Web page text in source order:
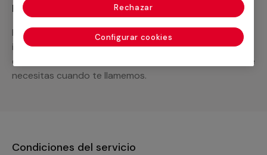
Recuerda que en MULTIMAP
Podemos ofrecer cualquier servicio a medida
incluyendo todo lo que necesites: materiales,
equipamientos, electrodomésticos, etc. Cuéntanos que
necesitas cuando te llamemos.
Condiciones del servicio
Configurar cookies
Rechazar